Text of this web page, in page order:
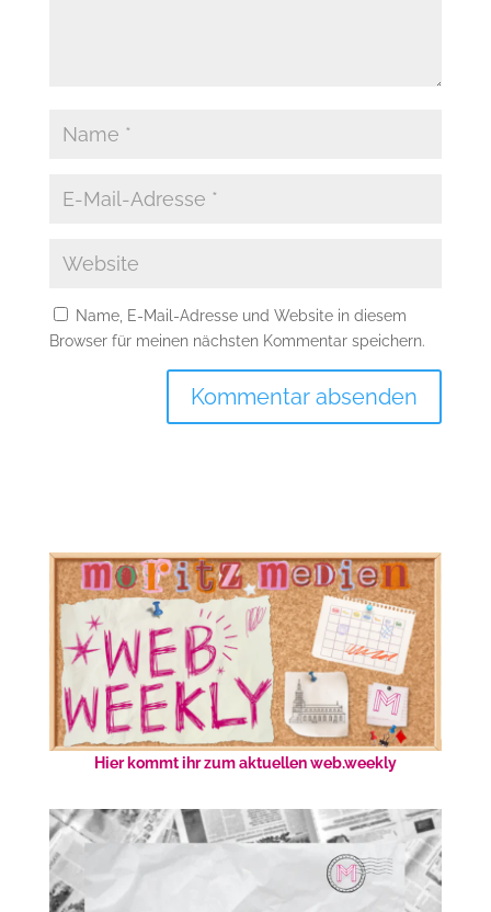
Name, E-Mail-Adresse und Website in diesem
Browser für meinen nächsten Kommentar speichern.
Hier kommt ihr zum aktuellen web.weekly